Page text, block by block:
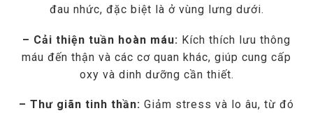
đau nhức, đặc biệt là ở vùng lưng dưới.
– Cải thiện tuần hoàn máu: Kích thích lưu thông
máu đến thận và các cơ quan khác, giúp cung cấp
oxy và dinh dưỡng cần thiết.
– Thư giãn tinh thần: Giảm stress và lo âu, từ đó